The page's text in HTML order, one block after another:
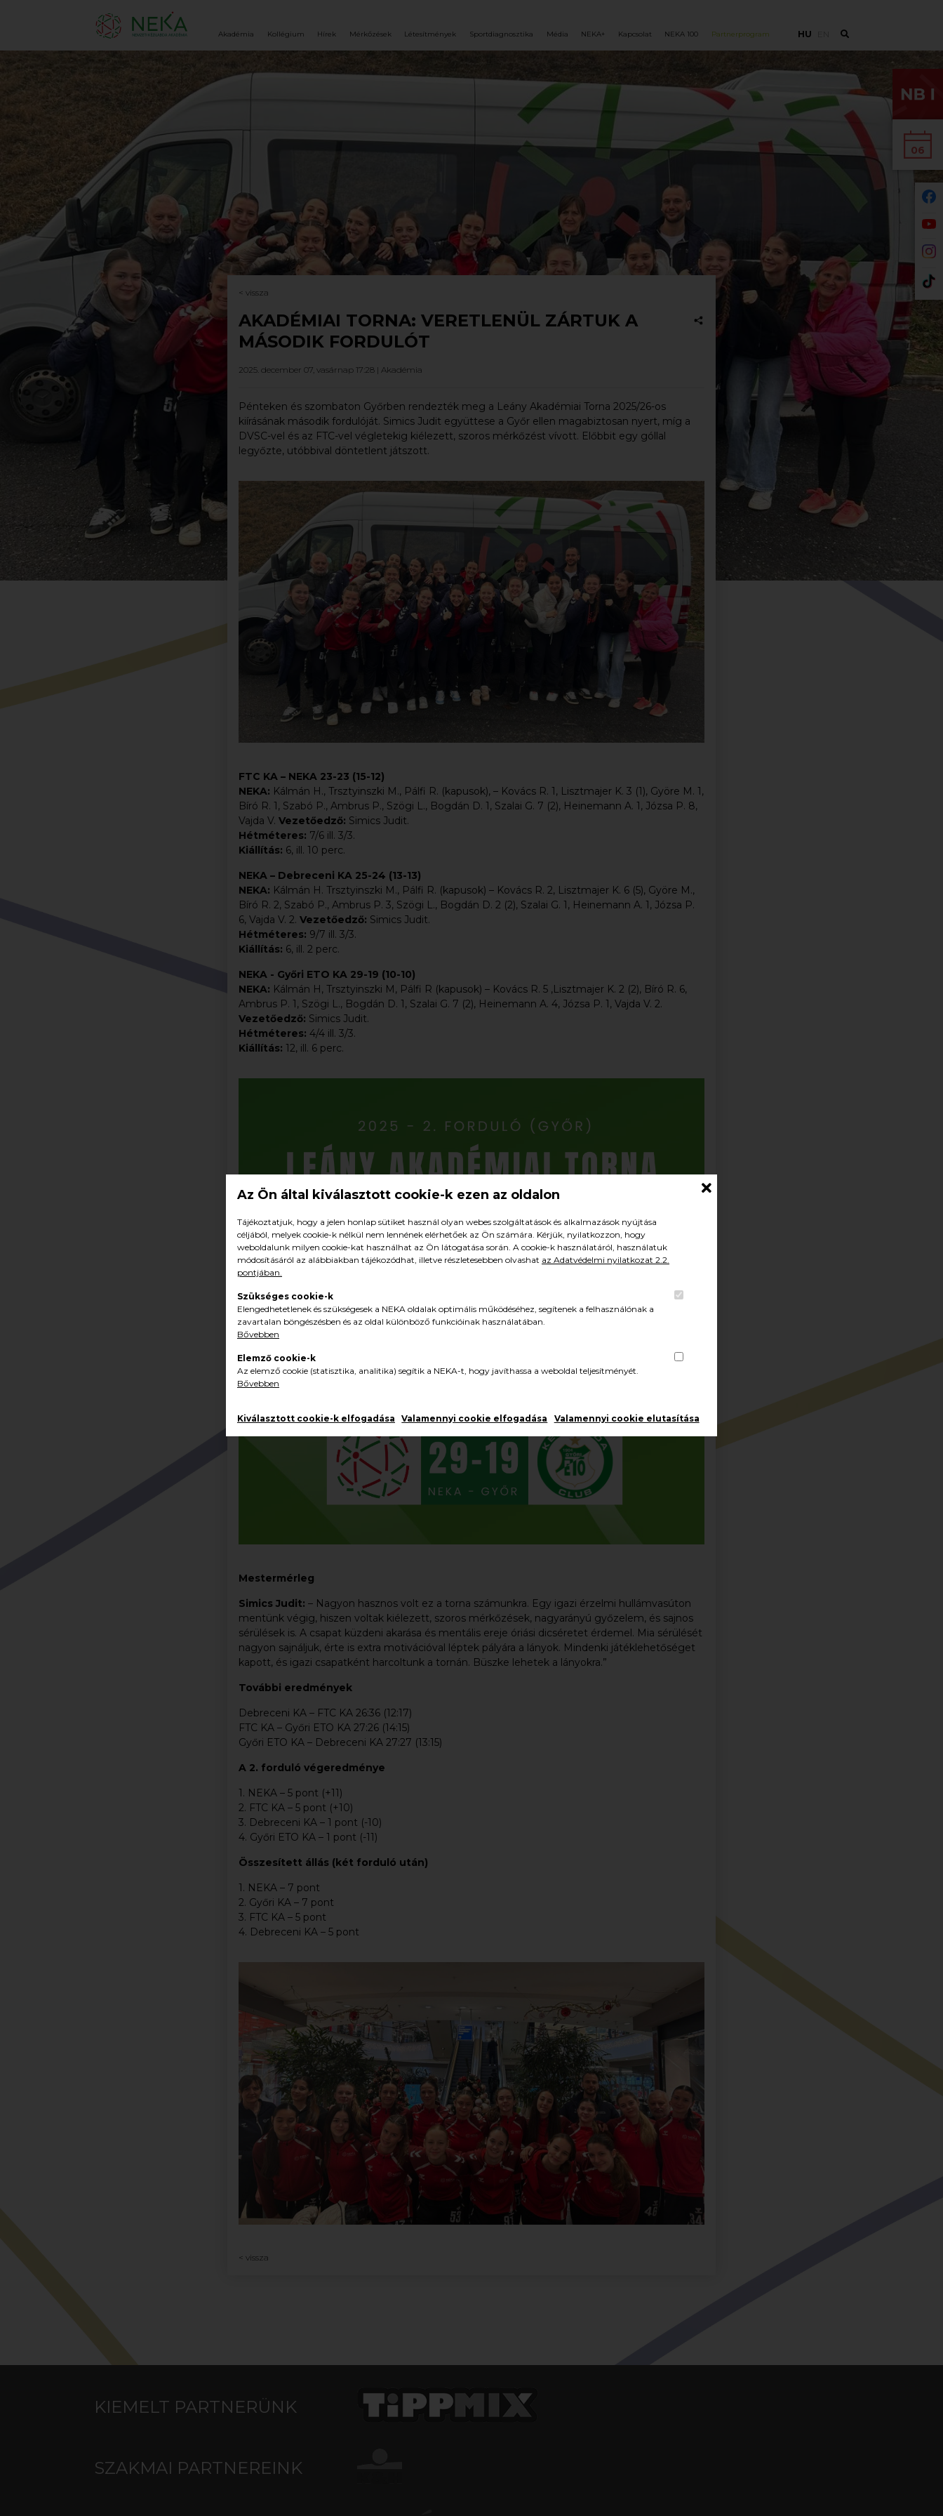
Akadémia Kollégium Hírek Mérkőzések Létesítmények Sportdiagnosztika Média NEKA+ Kapcsolat NEKA 100 Partnerprogram HU
06
< vissza
AKADÉMIAI TORNA: VERETLENÜL ZÁRTUK A
MÁSODIK FORDULÓT
2025. december 07, vasárnap 17:28 | Akadémia
Pénteken és szombaton Győrben rendezték meg a Leány Akadémiai Torna 2025/26-os
kiírásának második fordulóját. Simics Judit együttese a Győr ellen magabiztosan nyert, míg a
DVSC-vel és az FTC-vel végletekig kiélezett, szoros mérkőzést vívott. Előbbit egy góllal
legyőzte, utóbbival döntetlent játszott.
FTC KA – NEKA 23-23 (15-12)
NEKA: Kálmán H., Trsztyinszki M., Pálfi R. (kapusok), – Kovács R. 1, Lisztmajer K. 3 (1), Györe M. 1,
Bíró R. 1, Szabó P., Ambrus P., Szögi L., Bogdán D. 1, Szalai G. 7 (2), Heinemann A. 1, Józsa P. 8,
Vajda V. Vezetőedző: Simics Judit.
Hétméteres: 7/6 ill. 3/3.
Kiállítás: 6, ill. 10 perc.
NEKA – Debreceni KA 25-24 (13-13)
NEKA: Kálmán H. Trsztyinszki M., Pálfi R. (kapusok) – Kovács R. 2, Lisztmajer K. 6 (5), Györe M.,
Bíró R. 2, Szabó P., Ambrus P. 3, Szögi L., Bogdán D. 2 (2), Szalai G. 1, Heinemann A. 1, Józsa P.
6, Vajda V. 2. Vezetőedző: Simics Judit.
Hétméteres: 9/7 ill. 3/3.
Kiállítás: 6, ill. 2 perc.
NEKA - Győri ETO KA 29-19 (10-10)
NEKA: Kálmán H, Trsztyinszki M, Pálfi R (kapusok) – Kovács R. 5 ,Lisztmajer K. 2 (2), Bíró R. 6,
Ambrus P. 1, Szögi L., Bogdán D. 1, Szalai G. 7 (2), Heinemann A. 4, Józsa P. 1, Vajda V. 2.
Vezetőedző: Simics Judit.
Hétméteres: 4/4 ill. 3/3.
Kiállítás: 12, ill. 6 perc.
Mestermérleg
Simics Judit: – Nagyon hasznos volt ez a torna számunkra. Egy igazi érzelmi hullámvasúton
mentünk végig, hiszen voltak kiélezett, szoros mérkőzések, nagyarányú győzelem, és sajnos
sérülések is. A csapat küzdeni akarása és mentális ereje óriási dicséretet érdemel. Mia sérülését
nagyon sajnáljuk, érte is extra motivációval léptek pályára a lányok. Mindenki játéklehetőséget
kapott, és igazi csapatként harcoltunk a tornán. Büszke lehetek a lányokra.”
További eredmények
Debreceni KA – FTC KA 26:36 (12:17)
FTC KA – Győri ETO KA 27:26 (14:15)
Győri ETO KA – Debreceni KA 27:27 (13:15)
A 2. forduló végeredménye
1. NEKA – 5 pont (+11)
2. FTC KA – 5 pont (+10)
3. Debreceni KA – 1 pont (-10)
4. Győri ETO KA – 1 pont (-11)
Összesített állás (két forduló után)
1. NEKA – 7 pont
2. Győri KA – 7 pont
3. FTC KA – 5 pont
4. Debreceni KA – 5 pont
< vissza
KIEMELT PARTNERÜNK
SZAKMAI PARTNEREINK
Az Ön által kiválasztott cookie-k ezen az oldalon
Tájékoztatjuk, hogy a jelen honlap sütiket használ olyan webes szolgáltatások és alkalmazások nyújtása
céljából, melyek cookie-k nélkül nem lennének elérhetőek az Ön számára. Kérjük, nyilatkozzon, hogy
weboldalunk milyen cookie-kat használhat az Ön látogatása során. A cookie-k használatáról, használatuk
módosításáról az alábbiakban tájékozódhat, illetve részletesebben olvashat az Adatvédelmi nyilatkozat 2.2.
pontjában.
Szükséges cookie-k
Elengedhetetlenek és szükségesek a NEKA oldalak optimális működéséhez, segítenek a felhasználónak a
zavartalan böngészésben és az oldal különböző funkcióinak használatában.
Bővebben
Elemző cookie-k
Az elemző cookie (statisztika, analitika) segítik a NEKA-t, hogy javíthassa a weboldal teljesítményét.
Bővebben
Kiválasztott cookie-k elfogadása Valamennyi cookie elfogadása Valamennyi cookie elutasítása